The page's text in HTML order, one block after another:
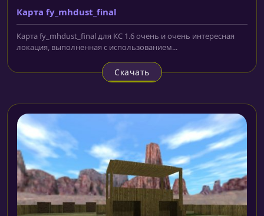
Карта fy_mhdust_final
Карта fy_mhdust_final для КС 1.6 очень и очень интересная
локация, выполненная с использованием...
Скачать